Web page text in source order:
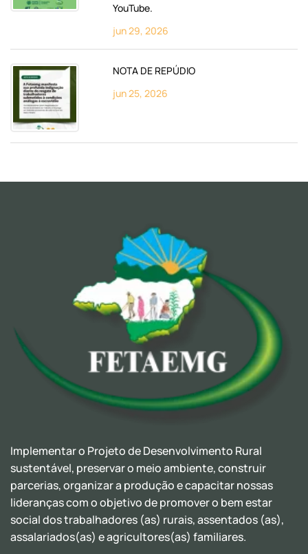
YouTube.
jun 29, 2026
NOTA DE REPÚDIO
jun 25, 2026
Implementar o Projeto de Desenvolvimento Rural
sustentável, preservar o meio ambiente, construir
parcerias, organizar a produção e capacitar nossas
lideranças com o objetivo de promover o bem estar
social dos trabalhadores (as) rurais, assentados (as),
assalariados(as) e agricultores(as) familiares.